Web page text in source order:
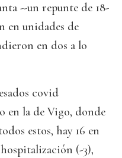
--un repunte de 18-
en unidades de
en dos a lo
covid
en la de Vigo, donde
estos, hay 16 en
(-3),